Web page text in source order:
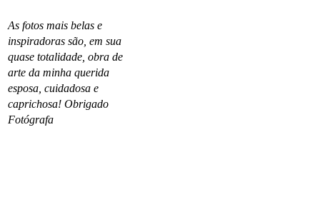
As fotos mais belas e
inspiradoras são, em sua
quase totalidade, obra de
arte da minha querida
esposa, cuidadosa e
caprichosa! Obrigado
Fotógrafa